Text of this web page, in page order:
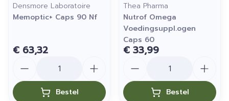
Densmore Laboratoire
Memoptic+ Caps 90 Nf
€ 63,32
Bestel
Thea Pharma
Nutrof Omega
Voedingsuppl.ogen
Caps 60
€ 33,99
Bestel